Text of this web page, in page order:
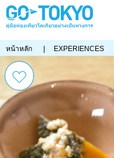
หน้าหลัก EXPERIENCES